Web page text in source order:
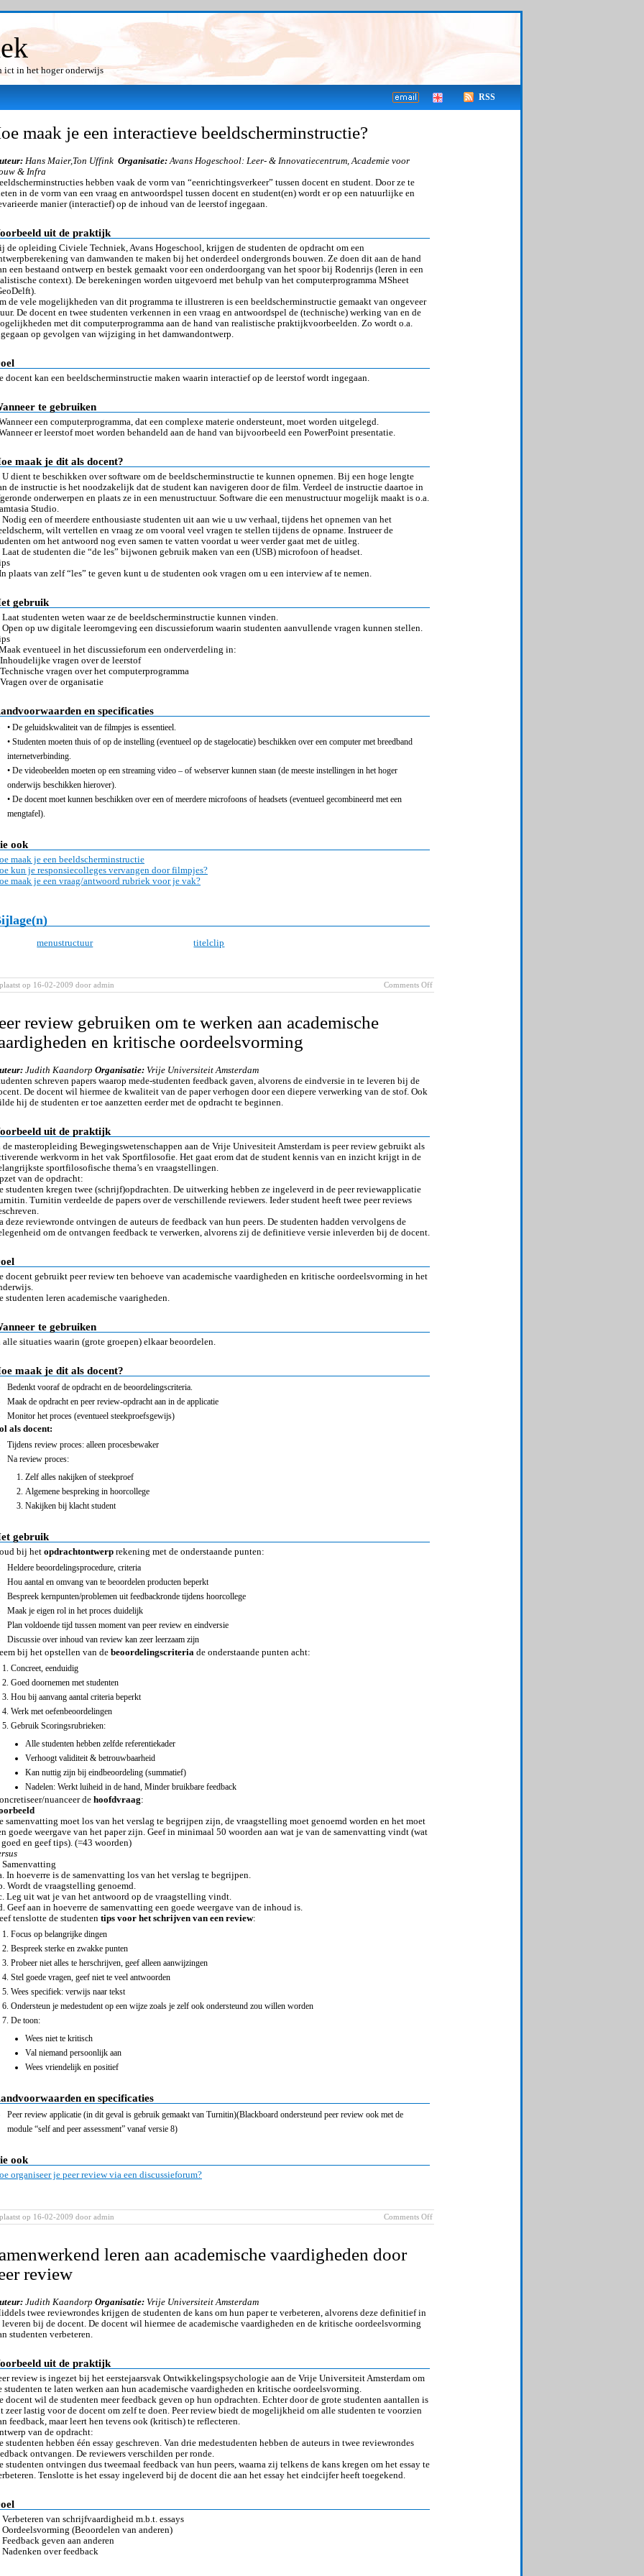
ict in het hoger onderwijs
RSS
maak je een interactieve beeldscherminstructie?
Hans Maier,Ton Uffink Organisatie:Avans Hogeschool: Leer- & Innovatiecentrum, Academie voor
& Infra
hebben vaak de vorm van “eenrichtingsverkeer” tussen docent en student. Door ze te
in de vorm van een vraag en antwoordspel tussen docent en student(en) wordt er op een natuurlijke en
manier (interactief) op de inhoud van de leerstof ingegaan.
uit de praktijk
de opleiding Civiele Techniek, Avans Hogeschool, krijgen de studenten de opdracht om een
van damwanden te maken bij het onderdeel ondergronds bouwen. Ze doen dit aan de hand
een bestaand ontwerp en bestek gemaakt voor een onderdoorgang van het spoor bij Rodenrijs (leren in een
context). De berekeningen worden uitgevoerd met behulp van het computerprogramma MSheet
de vele mogelijkheden van dit programma te illustreren is een beeldscherminstructie gemaakt van ongeveer
De docent en twee studenten verkennen in een vraag en antwoordspel de (technische) werking van en de
met dit computerprogramma aan de hand van realistische praktijkvoorbeelden. Zo wordt o.a.
op gevolgen van wijziging in het damwandontwerp.
docent kan een beeldscherminstructie maken waarin interactief op de leerstof wordt ingegaan.
te gebruiken
een computerprogramma, dat een complexe materie ondersteunt, moet worden uitgelegd.
er leerstof moet worden behandeld aan de hand van bijvoorbeeld een PowerPoint presentatie.
maak je dit als docent?
U dient te beschikken over software om de beeldscherminstructie te kunnen opnemen. Bij een hoge lengte
de instructie is het noodzakelijk dat de student kan navigeren door de film. Verdeel de instructie daartoe in
onderwerpen en plaats ze in een menustructuur. Software die een menustructuur mogelijk maakt is o.a.
Studio.
Nodig een of meerdere enthousiaste studenten uit aan wie u uw verhaal, tijdens het opnemen van het
wilt vertellen en vraag ze om vooral veel vragen te stellen tijdens de opname. Instrueer de
om het antwoord nog even samen te vatten voordat u weer verder gaat met de uitleg.
Laat de studenten die “de les” bijwonen gebruik maken van een (USB) microfoon of headset.
plaats van zelf “les” te geven kunt u de studenten ook vragen om u een interview af te nemen.
gebruik
Laat studenten weten waar ze de beeldscherminstructie kunnen vinden.
Open op uw digitale leeromgeving een discussieforum waarin studenten aanvullende vragen kunnen stellen.
eventueel in het discussieforum een onderverdeling in:
vragen over de leerstof
vragen over het computerprogramma
over de organisatie
en specificaties
• De geluidskwaliteit van de filmpjes is essentieel.
• Studenten moeten thuis of op de instelling (eventueel op de stagelocatie) beschikken over een computer met breedband
internetverbinding.
• De videobeelden moeten op een streaming video – of webserver kunnen staan (de meeste instellingen in het hoger
onderwijs beschikken hierover).
• De docent moet kunnen beschikken over een of meerdere microfoons of headsets (eventueel gecombineerd met een
mengtafel).
ook
maak je een beeldscherminstructie
kun je responsiecolleges vervangen door filmpjes?
maak je een vraag/antwoord rubriek voor je vak?
menustructuur titelclip
op 16-02-2009 door admin Comments Offon
Hoe
review gebruiken om te werken aan academische
en kritische oordeelsvorming
Judith Kaandorp Organisatie: Vrije Universiteit Amsterdam
schreven papers waarop mede-studenten feedback gaven, alvorens de eindversie in te leveren bij de
De docent wil hiermee de kwaliteit van de paper verhogen door een diepere verwerking van de stof. Ook
hij de studenten er toe aanzetten eerder met de opdracht te beginnen.
uit de praktijk
de masteropleiding Bewegingswetenschappen aan de Vrije Univesiteit Amsterdam is peer review gebruikt als
werkvorm in het vak Sportfilosofie. Het gaat erom dat de student kennis van en inzicht krijgt in de
sportfilosofische thema’s en vraagstellingen.
van de opdracht:
studenten kregen twee (schrijf)opdrachten. De uitwerking hebben ze ingeleverd in de peer reviewapplicatie
Turnitin verdeelde de papers over de verschillende reviewers. Ieder student heeft twee peer reviews
deze reviewronde ontvingen de auteurs de feedback van hun peers. De studenten hadden vervolgens de
om de ontvangen feedback te verwerken, alvorens zij de definitieve versie inleverden bij de docent.
docent gebruikt peer review ten behoeve van academische vaardigheden en kritische oordeelsvorming in het
studenten leren academische vaarigheden.
te gebruiken
alle situaties waarin (grote groepen) elkaar beoordelen.
maak je dit als docent?
Bedenkt vooraf de opdracht en de beoordelingscriteria.
Maak de opdracht en peer review-opdracht aan in de applicatie
Monitor het proces (eventueel steekproefsgewijs)
als docent:
Tijdens review proces: alleen procesbewaker
Na review proces:
Zelf alles nakijken of steekproef
Algemene bespreking in hoorcollege
Nakijken bij klacht student
gebruik
bij het opdrachtontwerp rekening met de onderstaande punten:
Heldere beoordelingsprocedure, criteria
Hou aantal en omvang van te beoordelen producten beperkt
Bespreek kernpunten/problemen uit feedbackronde tijdens hoorcollege
Maak je eigen rol in het proces duidelijk
Plan voldoende tijd tussen moment van peer review en eindversie
Discussie over inhoud van review kan zeer leerzaam zijn
bij het opstellen van debeoordelingscriteria de onderstaande punten acht:
Concreet, eenduidig
Goed doornemen met studenten
Hou bij aanvang aantal criteria beperkt
Werk met oefenbeoordelingen
Gebruik Scoringsrubrieken:
Alle studenten hebben zelfde referentiekader
Verhoogt validiteit & betrouwbaarheid
Kan nuttig zijn bij eindbeoordeling (summatief)
Nadelen: Werkt luiheid in de hand, Minder bruikbare feedback
nuanceer de hoofdvraag:
samenvatting moet los van het verslag te begrijpen zijn, de vraagstelling moet genoemd worden en het moet
goede weergave van het paper zijn. Geef in minimaal 50 woorden aan wat je van de samenvatting vindt (wat
en geef tips). (=43 woorden)
Samenvatting
In hoeverre is de samenvatting los van het verslag te begrijpen.
Wordt de vraagstelling genoemd.
Leg uit wat je van het antwoord op de vraagstelling vindt.
Geef aan in hoeverre de samenvatting een goede weergave van de inhoud is.
tenslotte de studenten tips voor het schrijven van een review:
Focus op belangrijke dingen
Bespreek sterke en zwakke punten
Probeer niet alles te herschrijven, geef alleen aanwijzingen
Stel goede vragen, geef niet te veel antwoorden
Wees specifiek: verwijs naar tekst
Ondersteun je medestudent op een wijze zoals je zelf ook ondersteund zou willen worden
De toon:
Wees niet te kritisch
Val niemand persoonlijk aan
Wees vriendelijk en positief
en specificaties
Peer review applicatie (in dit geval is gebruik gemaakt van Turnitin)(Blackboard ondersteund peer review ook met de
module “self and peer assessment” vanaf versie 8)
ook
organiseer je peer review via een discussieforum?
op 16-02-2009 door admin Comments Offon
Peer
leren aan academische vaardigheden door
review
Judith Kaandorp Organisatie: Vrije Universiteit Amsterdam
twee reviewrondes krijgen de studenten de kans om hun paper te verbeteren, alvorens deze definitief in
leveren bij de docent. De docent wil hiermee de academische vaardigheden en de kritische oordeelsvorming
studenten verbeteren.
uit de praktijk
review is ingezet bij het eerstejaarsvak Ontwikkelingspsychologie aan de Vrije Universiteit Amsterdam om
studenten te laten werken aan hun academische vaardigheden en kritische oordeelsvorming.
docent wil de studenten meer feedback geven op hun opdrachten. Echter door de grote studenten aantallen is
zeer lastig voor de docent om zelf te doen. Peer review biedt de mogelijkheid om alle studenten te voorzien
feedback, maar leert hen tevens ook (kritisch) te reflecteren.
van de opdracht:
studenten hebben één essay geschreven. Van drie medestudenten hebben de auteurs in twee reviewrondes
ontvangen. De reviewers verschilden per ronde.
studenten ontvingen dus tweemaal feedback van hun peers, waarna zij telkens de kans kregen om het essay te
Tenslotte is het essay ingeleverd bij de docent die aan het essay het eindcijfer heeft toegekend.
Verbeteren van schrijfvaardigheid m.b.t. essays
Oordeelsvorming (Beoordelen van anderen)
Feedback geven aan anderen
Nadenken over feedback